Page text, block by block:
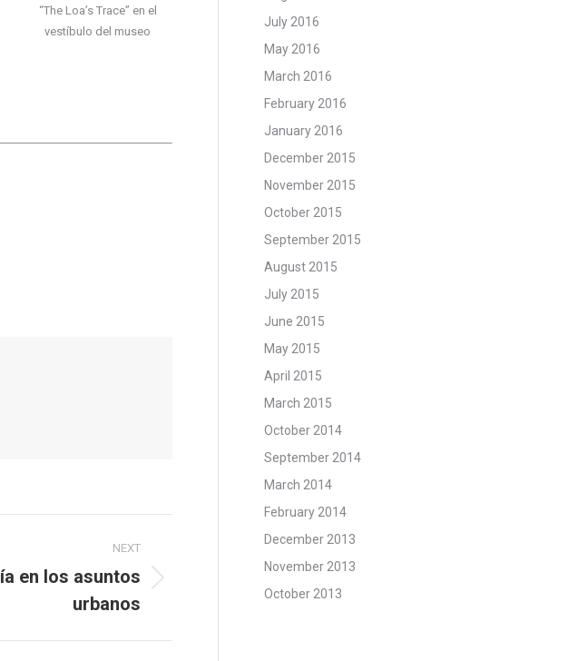
“The Loa’s Trace” en el
vestíbulo del museo
NEXT
en los asuntos
urbanos
July 2016
May 2016
March 2016
February 2016
January 2016
December 2015
November 2015
October 2015
September 2015
August 2015
July 2015
June 2015
May 2015
April 2015
March 2015
October 2014
September 2014
March 2014
February 2014
December 2013
November 2013
October 2013